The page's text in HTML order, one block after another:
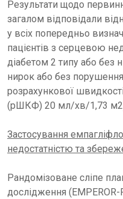
Результати щодо
загалом відповідали
у всіх попередньо
пацієнтів з серцевою
діабетом 2 типу або без
нирок або без
розрахункової
(рШКФ) 20 мл/хв/1,73
Застосування
недостатністю та
Рандомізоване сліпе
дослідження